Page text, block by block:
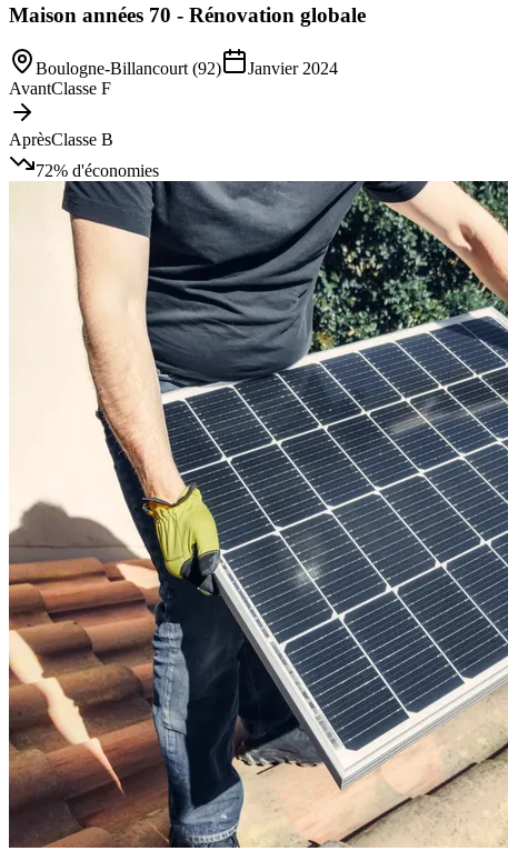
Maison années 70 - Rénovation globale
Boulogne-Billancourt (92)
Janvier 2024
AvantClasse F
AprèsClasse B
72% d'économies